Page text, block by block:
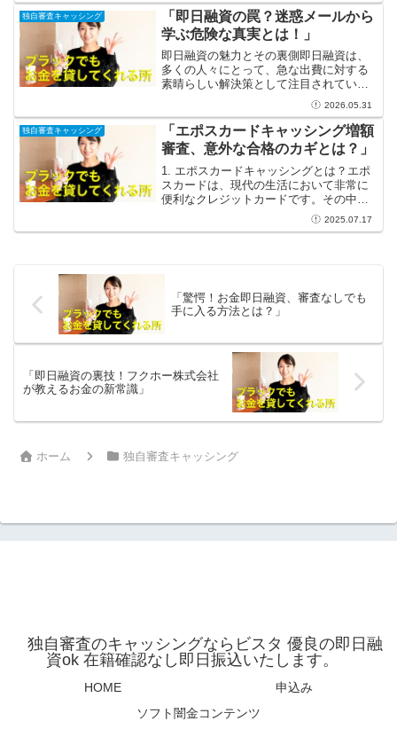
の生活では予期しない支出がつきもので
す。そんな時、「今すぐお金...
独自審査キャッシング
「即日融資の罠？迷惑メールから
学ぶ危険な真実とは！」
即日融資の魅力とその裏側即日融資は、
多くの人々にとって、急な出費に対する
素晴らしい解決策として注目されていま
す。手早くお金を手に入れることができ
るため、緊急事態においてはまさに救世
主のようです。急な医療費や冠婚葬祭の
お金が必要な場面では、即...
2026.05.31
独自審査キャッシング
「エポスカードキャッシング増額
審査、意外な合格のカギとは？」
1. エポスカードキャッシングとは？エポ
スカードは、現代の生活において非常に
便利なクレジットカードです。その中で
も特に優れた機能はキャッシングです。
急な出費や予期しないトラブルに見舞わ
2025.07.17
「驚愕！お金即日融資、審査なしでも
手に入る方法とは？」
「即日融資の裏技！フクホー株式会社
が教えるお金の新常識」
ホーム 独自審査キャッシング
独自審査のキャッシングならビスタ 優良の即日融
資ok 在籍確認なし即日振込いたします。
HOME
申込み
ソフト闇金コンテンツ